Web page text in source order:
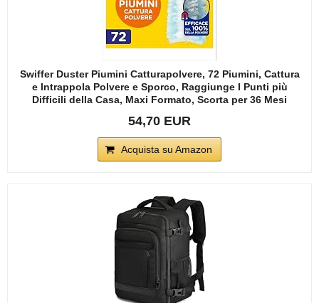
Swiffer Duster Piumini Catturapolvere, 72 Piumini, Cattura
e Intrappola Polvere e Sporco, Raggiunge I Punti più
Difficili della Casa, Maxi Formato, Scorta per 36 Mesi
54,70 EUR
Acquista su Amazon